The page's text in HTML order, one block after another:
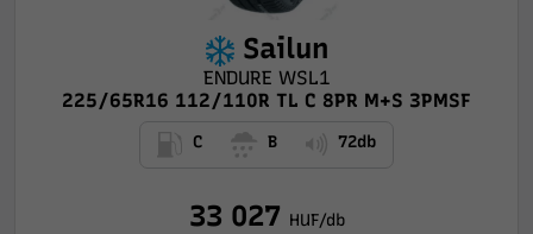
Sailun
ENDURE WSL1
225/65R16 112/110R TL C 8PR M+S 3PMSF
C B 72db
33 027 HUF/db